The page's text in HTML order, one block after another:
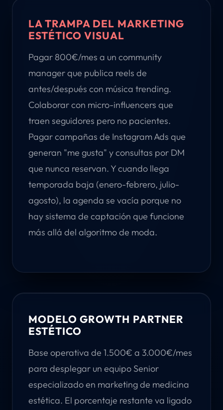
LA TRAMPA DEL MARKETING
ESTÉTICO VISUAL
Pagar 800€/mes a un community
manager que publica reels de
antes/después con música trending.
Colaborar con micro-influencers que
traen seguidores pero no pacientes.
Pagar campañas de Instagram Ads que
generan "me gusta" y consultas por DM
que nunca reservan. Y cuando llega
temporada baja (enero-febrero, julio-
agosto), la agenda se vacía porque no
hay sistema de captación que funcione
más allá del algoritmo de moda.
MODELO GROWTH PARTNER
ESTÉTICO
Base operativa de 1.500€ a 3.000€/mes
para desplegar un equipo Senior
especializado en marketing de medicina
estética. El porcentaje restante va ligado